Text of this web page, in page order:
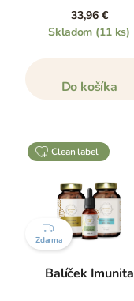
33,96 €
Skladom (11 ks)
Do košíka
clean label
ZDARMA
Zdarma
Balíček Imunita